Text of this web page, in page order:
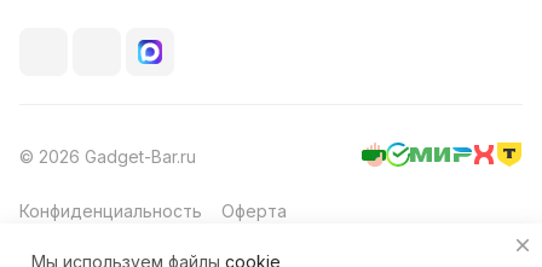
© 2026 Gadget-Bar.ru
Конфиденциальность Оферта
Мы используем файлы cookie